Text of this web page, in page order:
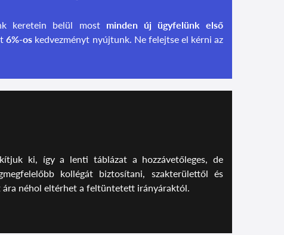
keretein belül most minden új ügyfelünk első
6%-os kedvezményt nyújtunk. Ne felejtse el kérni az
ki, így a lenti táblázat a hozzávetőleges, de
kollégát biztosítani, szakterülettől és
ára néhol eltérhet a feltüntetett irányáraktól.